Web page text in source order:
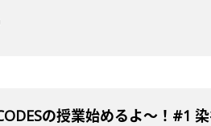
の授業始めるよ～！#1